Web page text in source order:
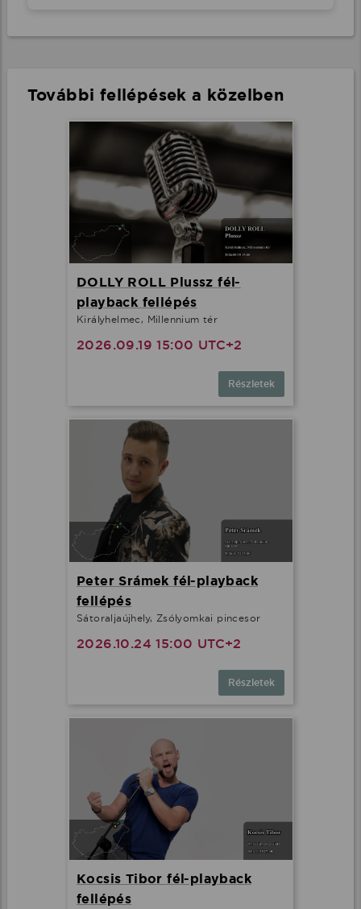
További fellépések a közelben
DOLLY ROLL Plussz fél-
playback fellépés
Királyhelmec, Millennium tér
2026.09.19 15:00 UTC+2
Részletek
Peter Srámek fél-playback
fellépés
Sátoraljaújhely, Zsólyomkai pincesor
2026.10.24 15:00 UTC+2
Részletek
Kocsis Tibor fél-playback
fellépés